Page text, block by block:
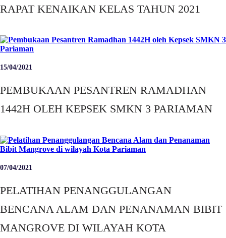
RAPAT KENAIKAN KELAS TAHUN 2021
15/04/2021
PEMBUKAAN PESANTREN RAMADHAN
1442H OLEH KEPSEK SMKN 3 PARIAMAN
07/04/2021
PELATIHAN PENANGGULANGAN
BENCANA ALAM DAN PENANAMAN BIBIT
MANGROVE DI WILAYAH KOTA